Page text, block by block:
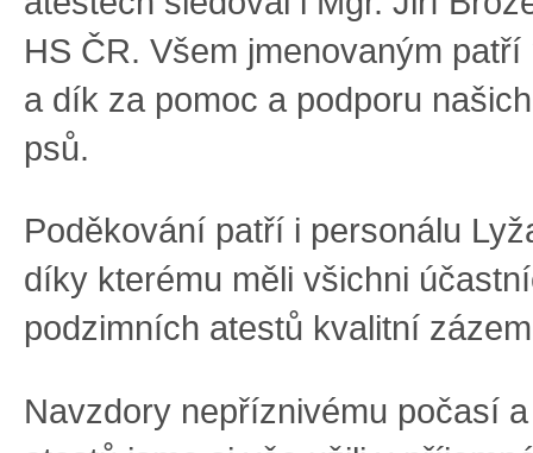
HS ČR. Všem jmenovaným
a dík za pomoc a podporu
psů.
Poděkování patří i personálu
díky kterému měli všichni
podzimních atestů kvalitní
Navzdory nepříznivému počasí